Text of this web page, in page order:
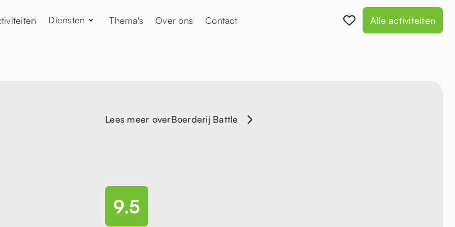
Diensten Thema's Over ons Contact Alle activiteiten
Lees meer overBoerderij Battle
9.5